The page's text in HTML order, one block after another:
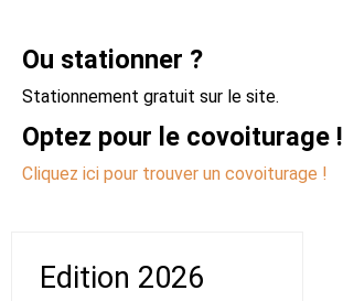
Ou stationner ?
Stationnement gratuit sur le site.
Optez pour le covoiturage !
Cliquez ici pour trouver un covoiturage !
Edition 2026